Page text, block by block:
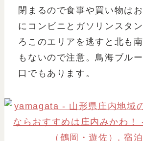
閉まるので食事や買い物は
にコンビニとガソリンスタ
ろこのエリアを逃すと北も
もないので注意。鳥海ブル
口でもあります。